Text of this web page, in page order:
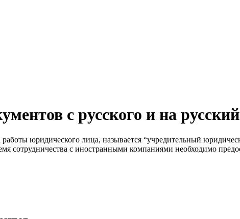
с русского и на русский
юридического лица, называется “учредительный
сотрудничества с иностранными компаниями необходимо